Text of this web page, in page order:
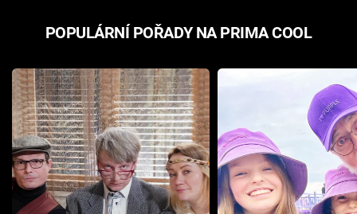
POPULÁRNÍ POŘADY NA PRIMA COOL